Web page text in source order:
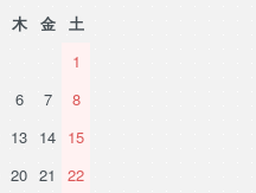
木 金
土
1
6 7
8
13 14 15
20 21
22